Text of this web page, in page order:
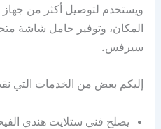
ويستخدم لتوصيل أكثر من
المكان، وتوفير حامل شاشة
سيرفس.
إليكم بعض من الخدمات التي
يصلح فني ستلايت هندي